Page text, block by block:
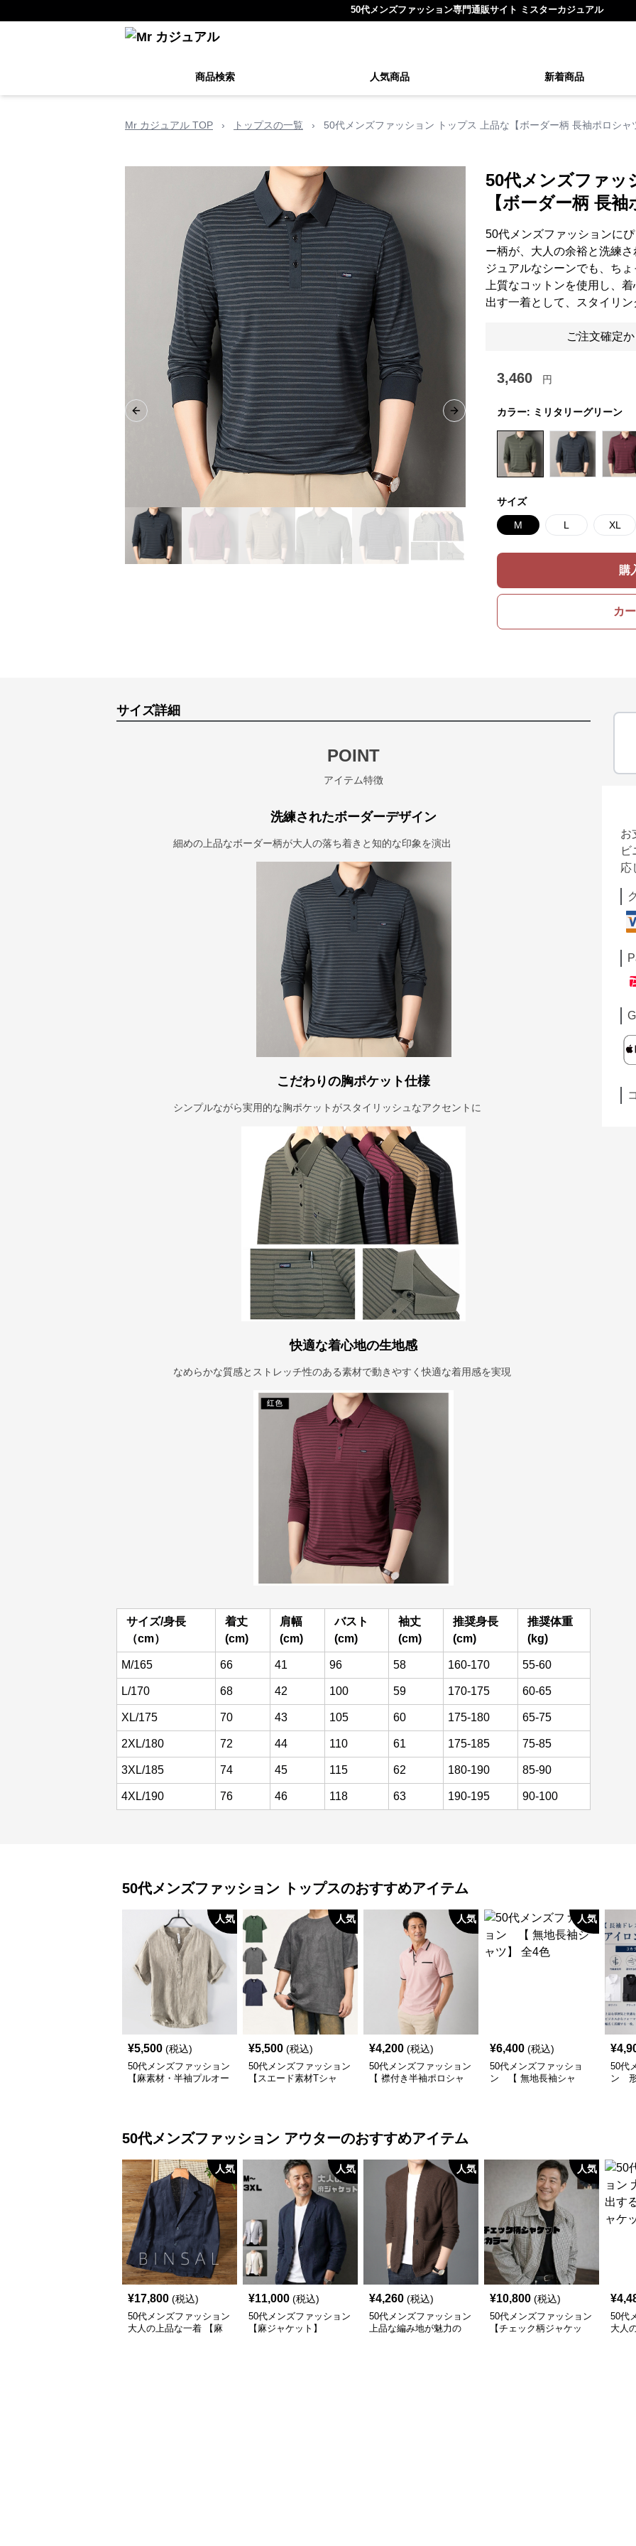
50代メンズファッション専門通販サイト ミスターカジュアル
商品検索 人気商品 新着商品
Mr カジュアル TOP › トップスの一覧 › 50代メンズファッション トップス 上品な【ボーダー柄 長袖ポロシャ
Previous slide Next slide
50代メンズファッ
【ボーダー柄 長袖
50代メンズファッションに
ー柄が、大人の余裕と洗練
ジュアルなシーンでも、ち
上質なコットンを使用し、
出す一着として、スタイリ
ご注文確定
3,460 円
カラー: ミリタリーグリーン
サイズ
M L XL
購
カ
サイズ詳細
POINT
アイテム特徴
洗練されたボーダーデザイン
細めの上品なボーダー柄が大人の落ち着きと知的な印象を演出
こだわりの胸ポケット仕様
シンプルながら実用的な胸ポケットがスタイリッシュなアクセントに
快適な着心地の生地感
なめらかな質感とストレッチ性のある素材で動きやすく快適な着用感を実現
サイズ/身長
（cm）
着丈
(cm)
肩幅
(cm)
バスト
(cm)
袖丈
(cm)
推奨身長
(cm)
推奨体重
(kg)
M/165 66 41 96 58 160-170 55-60
L/170 68 42 100 59 170-175 60-65
XL/175 70 43 105 60 175-180 65-75
2XL/180 72 44 110 61 175-185 75-85
3XL/185 74 45 115 62 180-190 85-90
4XL/190 76 46 118 63 190-195 90-100
お
ビ
応
50代メンズファッション トップスのおすすめアイテム
人気
¥5,500 (税込)
50代メンズファッション
【麻素材・半袖プルオー
人気
¥5,500 (税込)
50代メンズファッション
【スエード素材Tシャ
人気
¥4,200 (税込)
50代メンズファッション
【 襟付き半袖ポロシャ
人気
¥6,400 (税込)
50代メンズファッショ
ン 【 無地長袖シャ
¥
50代
ン 形
50代メンズファッション アウターのおすすめアイテム
人気
¥17,800 (税込)
50代メンズファッション
大人の上品な一着 【麻
人気
¥11,000 (税込)
50代メンズファッション
【麻ジャケット】
人気
¥4,260 (税込)
50代メンズファッション
上品な編み地が魅力の
人気
¥10,800 (税込)
50代メンズファッション
【チェック柄ジャケッ
¥
50代
大人